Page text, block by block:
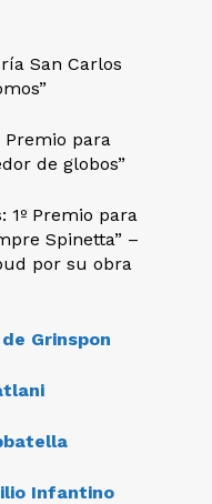
San Carlos
Premio para
de globos”
1º Premio para
Spinetta” –
por su obra
Grinspon
Infantino